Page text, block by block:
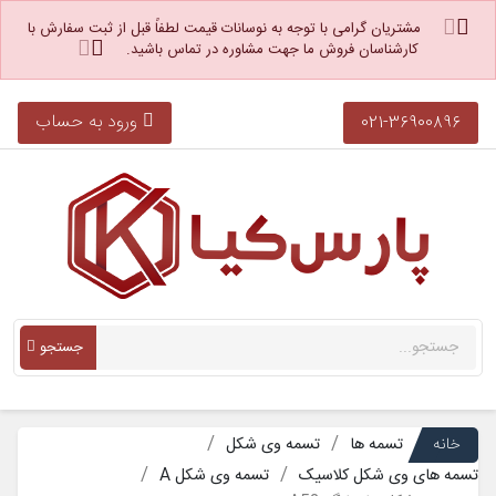
مشتریان گرامی با توجه به نوسانات قیمت لطفاً قبل از ثبت سفارش با
کارشناسان فروش ما جهت مشاوره در تماس باشید.
021-36900896 ورود به حساب
جستجو
خانه تسمه ها
تسمه وی شکل
تسمه های وی شکل کلاسیک
تسمه وی شکل A